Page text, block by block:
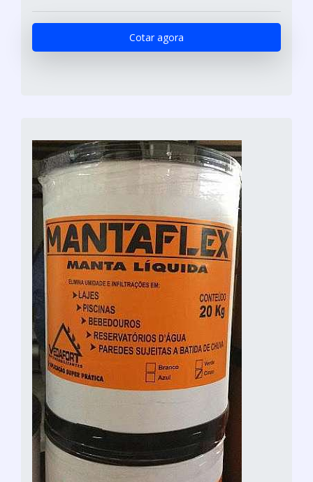
Cotar agora